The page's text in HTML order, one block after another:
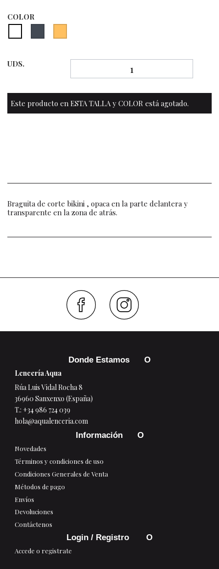
COLOR
UDS.
Este producto en ESTA TALLA y COLOR está agotado.
Braguita de corte bikini , opaca en la parte delantera y
transparente en la zona de atrás.
Donde Estamos
Lencería Aqua
Rúa Luis Vidal Rocha 8
36960 Sanxenxo (España)
T.: +34 986 724 039
hola@aqualenceria.com
Información
Novedades
Términos y condiciones de uso
Condiciones Generales de Venta
Métodos de pago
Envíos
Devoluciones
Contáctenos
Login / Registro
Accede o registrate